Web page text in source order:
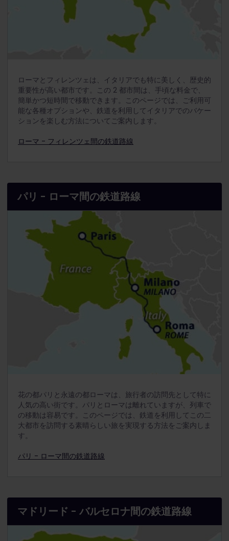
ローマとフィレンツェは、イタリアでも特に美しく、歴史的
重要性が高い都市です。この 2 都市間は、手頃な料金で、
簡単かつ短時間で移動できます。このページでは、ご利用可
能な各種オプションや、鉄道を利用してイタリアでのバケー
ションを楽しむ方法についてご案内します。
ローマ - フィレンツェ間の鉄道路線
パリ - ローマ間の鉄道路線
花の都パリと永遠の都ローマは、旅行者の訪問先として特に
人気の高い街です。パリとローマは離れていますが、列車で
の移動は容易です。このページでは、鉄道を利用してこの二
大都市を訪問する素晴らしい旅を実現する方法をご案内しま
す。
パリ - ローマ間の鉄道路線
マドリード - バルセロナ間の鉄道路線